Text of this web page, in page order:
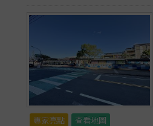
專家亮點 查看地圖